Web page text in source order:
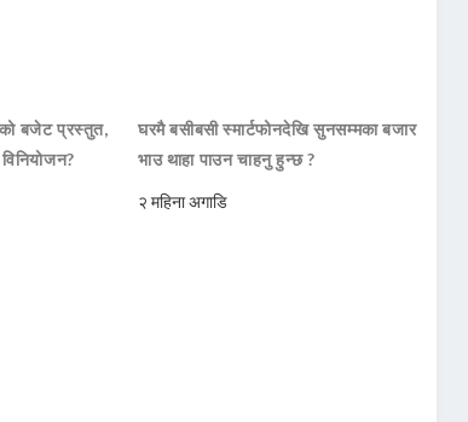
बजेट प्रस्तुत,
घरमै बसीबसी स्मार्टफोनदेखि सुनसम्मका बजार
भाउ थाहा पाउन चाहनु हुन्छ ?
२ महिना अगाडि